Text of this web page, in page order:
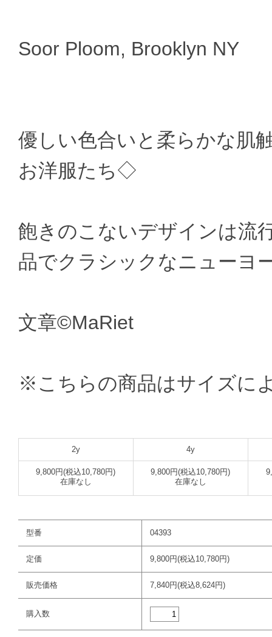
Soor Ploom, Brooklyn NY
優しい色合いと柔らかな肌
お洋服たち◇
飽きのこないデザインは流
品でクラシックなニューヨ
文章©MaRiet
※こちらの商品はサイズに
2y 4y
9,800円(税込10,780円)
在庫なし
9,800円(税込10,780円)
在庫なし
型番 04393
定価 9,800円(税込10,780円)
販売価格 7,840円(税込8,624円)
購入数